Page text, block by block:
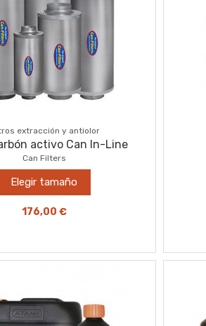
extracción y antiolor
activo Can In-Line
Can Filters
Elegir tamaño
176,00 €